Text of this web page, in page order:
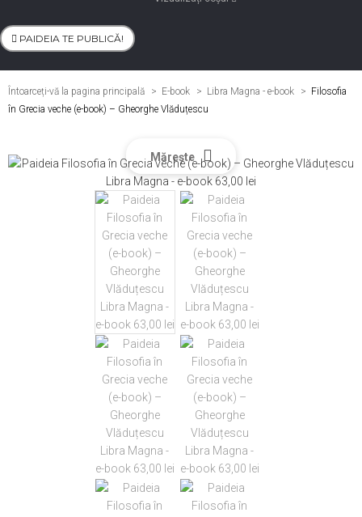
PAIDEIA TE PUBLICĂ!
Întoarceți-vă la pagina principală E-book > Libra Magna - e-book > Filosofia
în Grecia veche (e-book) – Gheorghe Vlăduțescu
Mărește